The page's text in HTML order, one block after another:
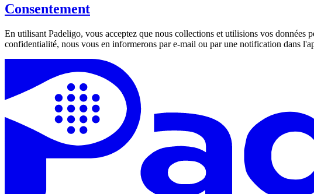
Consentement
En utilisant Padeligo, vous acceptez que nous collections et utilisions vos
confidentialité, nous vous en informerons par e-mail ou par une notification dans